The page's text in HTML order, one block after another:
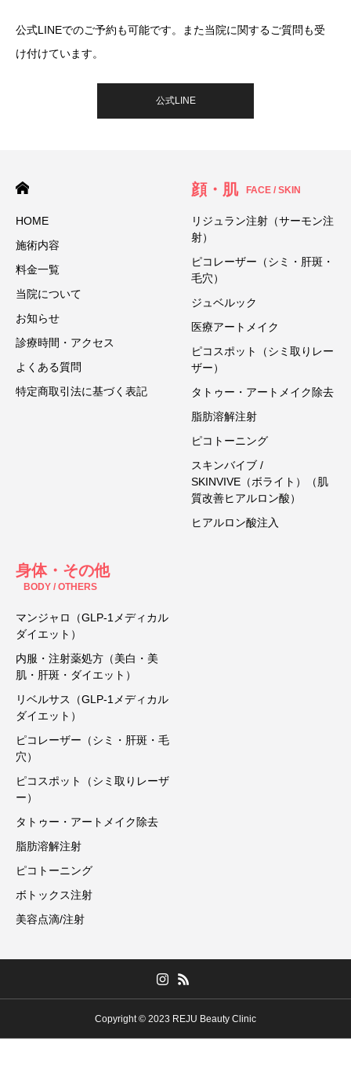
公式LINEでのご予約も可能です。また当院に関するご質問も受
け付けています。
公式LINE
HOME
施術内容
料金一覧
当院について
お知らせ
診療時間・アクセス
よくある質問
特定商取引法に基づく表記
顔・肌 FACE / SKIN
リジュラン注射（サーモン注
射）
ピコレーザー（シミ・肝斑・
毛穴）
ジュベルック
医療アートメイク
ピコスポット（シミ取りレー
ザー）
タトゥー・アートメイク除去
脂肪溶解注射
ピコトーニング
スキンバイブ /
SKINVIVE（ボライト）（肌
質改善ヒアルロン酸）
ヒアルロン酸注入
身体・その他
BODY / OTHERS
マンジャロ（GLP-1メディカル
ダイエット）
内服・注射薬処方（美白・美
肌・肝斑・ダイエット）
リベルサス（GLP-1メディカル
ダイエット）
ピコレーザー（シミ・肝斑・毛
穴）
ピコスポット（シミ取りレーザ
ー）
タトゥー・アートメイク除去
脂肪溶解注射
ピコトーニング
ボトックス注射
美容点滴/注射
Copyright © 2023 REJU Beauty Clinic